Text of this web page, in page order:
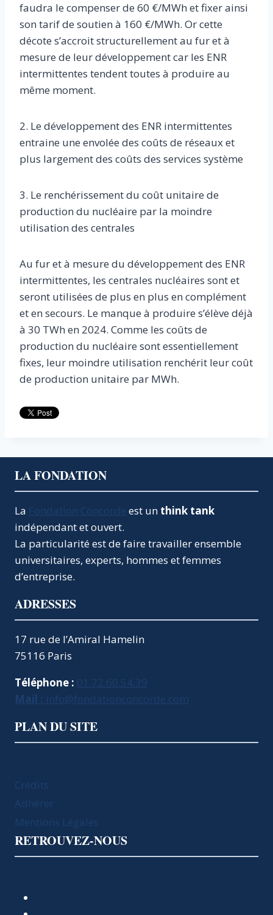
faudra le compenser de 60 €/MWh et fixer ainsi
son tarif de soutien à 160 €/MWh. Or cette
décote s’accroit structurellement au fur et à
mesure de leur développement car les ENR
intermittentes tendent toutes à produire au
même moment.
2. Le développement des ENR intermittentes
entraine une envolée des coûts de réseaux et
plus largement des coûts des services système
3. Le renchérissement du coût unitaire de
production du nucléaire par la moindre
utilisation des centrales
Au fur et à mesure du développement des ENR
intermittentes, les centrales nucléaires sont et
seront utilisées de plus en plus en complément
et en secours. Le manque à produire s’élève déjà
à 30 TWh en 2024. Comme les coûts de
production du nucléaire sont essentiellement
fixes, leur moindre utilisation renchérit leur coût
de production unitaire par MWh.
LA FONDATION
La Fondation Concorde est un think tank
indépendant et ouvert.
La particularité est de faire travailler ensemble
universitaires, experts, hommes et femmes
d’entreprise.
ADRESSES
17 rue de l’Amiral Hamelin
75116 Paris
Téléphone : 01.72.60.54.39
Mail : info@fondationconcorde.com
PLAN DU SITE
Crédits
Adhérer
Mentions Légales
RETROUVEZ-NOUS